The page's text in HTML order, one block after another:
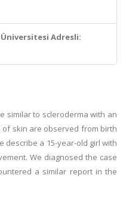
Üniversitesi Adresli:
similar to scleroderma with an
skin are observed from birth
describe a 15-year-old girl with
We diagnosed the case
a similar report in the